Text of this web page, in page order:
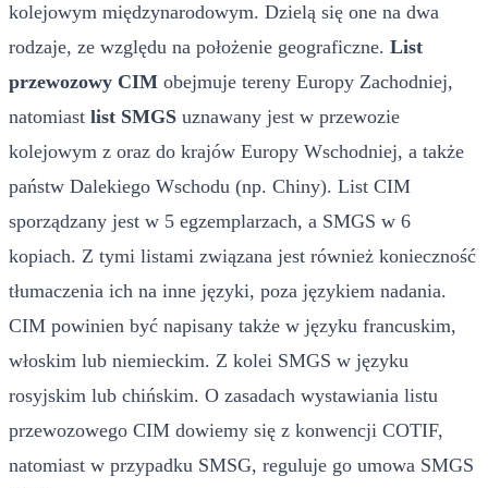
kolejowym międzynarodowym. Dzielą się one na dwa
rodzaje, ze względu na położenie geograficzne. List
przewozowy CIM obejmuje tereny Europy Zachodniej,
natomiast list SMGS uznawany jest w przewozie
kolejowym z oraz do krajów Europy Wschodniej, a także
państw Dalekiego Wschodu (np. Chiny). List CIM
sporządzany jest w 5 egzemplarzach, a SMGS w 6
kopiach. Z tymi listami związana jest również konieczność
tłumaczenia ich na inne języki, poza językiem nadania.
CIM powinien być napisany także w języku francuskim,
włoskim lub niemieckim. Z kolei SMGS w języku
rosyjskim lub chińskim. O zasadach wystawiania listu
przewozowego CIM dowiemy się z konwencji COTIF,
natomiast w przypadku SMSG, reguluje go umowa SMGS